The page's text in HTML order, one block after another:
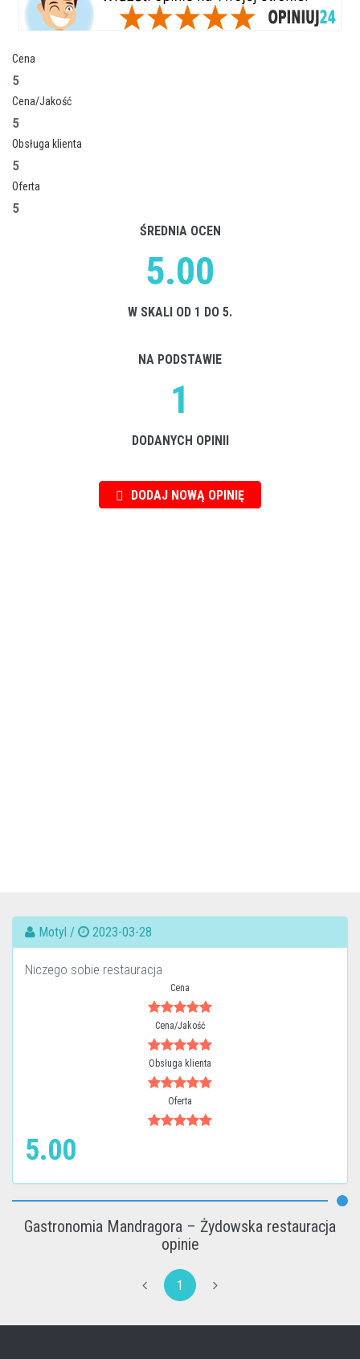
Cena
5
Cena/Jakość
5
Obsługa klienta
5
Oferta
5
ŚREDNIA OCEN
5.00
W SKALI OD 1 DO 5.
NA PODSTAWIE
1
DODANYCH OPINII
DODAJ NOWĄ OPINIĘ
Motyl / 2023-03-28
Niczego sobie restauracja
Cena
Cena/Jakość
Obsługa klienta
Oferta
5.00
Gastronomia Mandragora – Żydowska restauracja
opinie
1